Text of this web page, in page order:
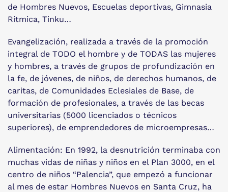
de Hombres Nuevos, Escuelas deportivas, Gimnasia
Rítmica, Tinku…
Evangelización, realizada a través de la promoción
integral de TODO el hombre y de TODAS las mujeres
y hombres, a través de grupos de profundización en
la fe, de jóvenes, de niños, de derechos humanos, de
caritas, de Comunidades Eclesiales de Base, de
formación de profesionales, a través de las becas
universitarias (5000 licenciados o técnicos
superiores), de emprendedores de microempresas…
Alimentación: En 1992, la desnutrición terminaba con
muchas vidas de niñas y niños en el Plan 3000, en el
centro de niños “Palencia”, que empezó a funcionar
al mes de estar Hombres Nuevos en Santa Cruz, ha